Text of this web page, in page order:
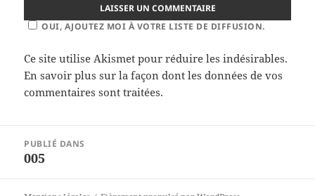
OUI, AJOUTEZ MOI À VOTRE LISTE DE DIFFUSION.
Ce site utilise Akismet pour réduire les indésirables.
En savoir plus sur la façon dont les données de vos
commentaires sont traitées.
l’article
PUBLIÉ DANS
005